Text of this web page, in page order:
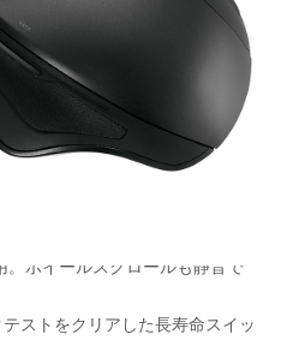
。ホイールスクロールも静音で
ストをクリアした長寿命スイッ